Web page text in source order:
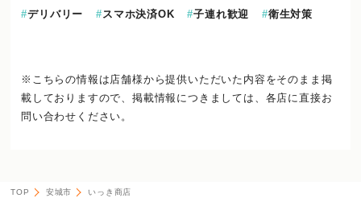
デリバリー
スマホ決済OK 子連れ歓迎 衛生対策
※こちらの情報は店舗様から提供いただいた内容をそのまま掲
載しておりますので、掲載情報につきましては、各店に直接お
問い合わせください。
TOP 安城市 いっき商店